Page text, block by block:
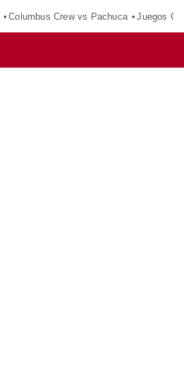
Columbus Crew vs Pachuca Juegos